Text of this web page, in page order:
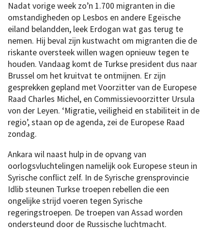
Nadat vorige week zo’n 1.700 migranten in die
omstandigheden op Lesbos en andere Egeïsche
eiland belandden, leek Erdogan wat gas terug te
nemen. Hij beval zijn kustwacht om migranten die de
riskante oversteek willen wagen opnieuw tegen te
houden. Vandaag komt de Turkse president dus naar
Brussel om het kruitvat te ontmijnen. Er zijn
gesprekken gepland met Voorzitter van de Europese
Raad Charles Michel, en Commissievoorzitter Ursula
von der Leyen. ‘Migratie, veiligheid en stabiliteit in de
regio’, staan op de agenda, zei de Europese Raad
zondag.
Ankara wil naast hulp in de opvang van
oorlogsvluchtelingen namelijk ook Europese steun in
Syrische conflict zelf. In de Syrische grensprovincie
Idlib steunen Turkse troepen rebellen die een
ongelijke strijd voeren tegen Syrische
regeringstroepen. De troepen van Assad worden
ondersteund door de Russische luchtmacht.